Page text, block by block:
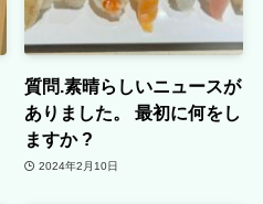
質問.素晴らしいニュースが
ありました。 最初に何をし
ますか ?
2024年2月10日